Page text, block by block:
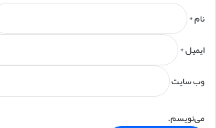
نام*
ایمیل*
وب‌ سایت
می‌نویسم.